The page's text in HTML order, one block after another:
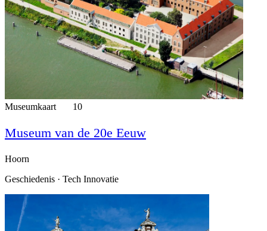
Museumkaart 10
Museum van de 20e Eeuw
Hoorn
Geschiedenis · Tech Innovatie